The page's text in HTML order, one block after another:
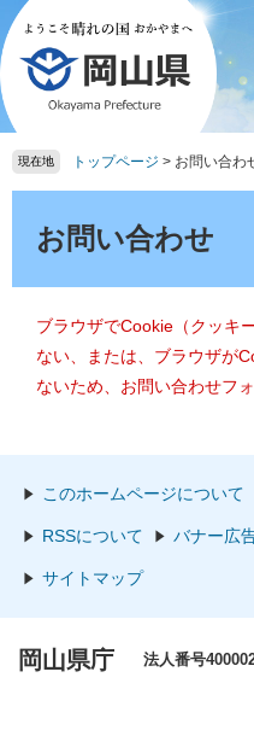
ペ
ー
ジ
の
先
頭
す。
メ
ニ
ュ
ー
を
飛
し
へ
現在地 トップページ > お問い合わ
お問い合わせ
ブラウザでCookie（クッキ
ない、または、ブラウザが
ないため、お問い合わせフ
このホームページについて
RSSについて バナー広
サイトマップ
岡山県庁 法人番号